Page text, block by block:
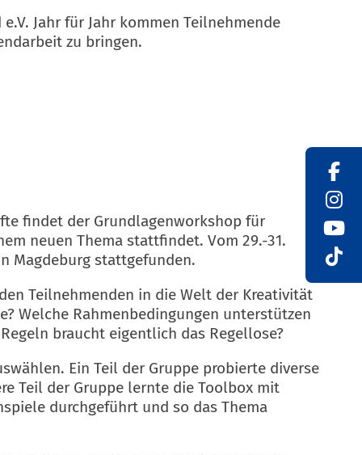
Jahr für Jahr kommen Teilnehmende
zu bringen.
findet der Grundlagenworkshop für
neuen Thema stattfindet. Vom 29.-31.
Magdeburg stattgefunden.
Teilnehmenden in die Welt der Kreativität
Welche Rahmenbedingungen unterstützen
braucht eigentlich das Regellose?
Ein Teil der Gruppe probierte diverse
Teil der Gruppe lernte die Toolbox mit
durchgeführt und so das Thema